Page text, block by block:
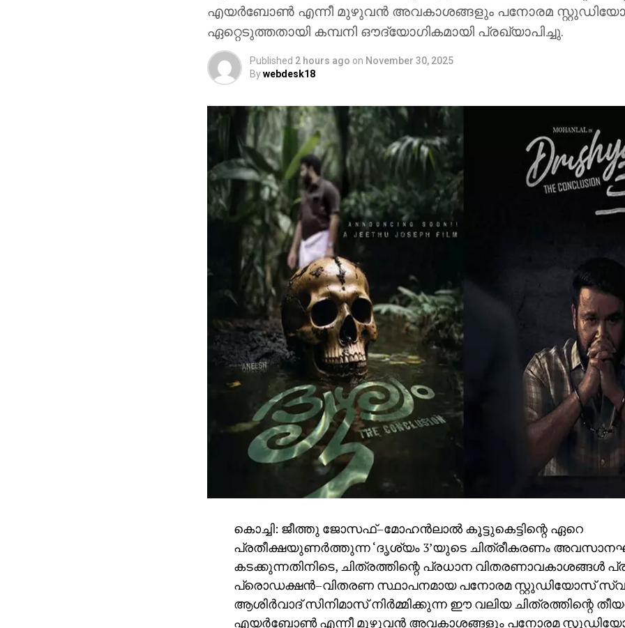
എയർബോൺ എന്നീ മുഴുവൻ അവകാശങ്ങളും പനോരമ
ഏറ്റെടുത്തതായി കമ്പനി ഔദ്യോഗികമായി പ്രഖ്യാപിച്ചു.
Published 2 hours ago on November 30, 2025
Bywebdesk18
കൊച്ചി: ജീത്തു ജോസഫ്–മോഹൻലാൽ കൂട്ടുകെട്ടിന്റെ ഏറെ
പ്രതീക്ഷയുണർത്തുന്ന ‘ദൃശ്യം 3’യുടെ ചിത്രീകരണം
കടക്കുന്നതിനിടെ, ചിത്രത്തിന്റെ പ്രധാന വിതരണാവകാശങ്ങൾ
പ്രൊഡക്ഷൻ–വിതരണ സ്ഥാപനമായ പനോരമ സ്റ്റുഡിയോസ്
ആശിർവാദ് സിനിമാസ് നിർമ്മിക്കുന്ന ഈ വലിയ ചിത്രത്തിന്റെ
എയർബോൺ എന്നീ മുഴുവൻ അവകാശങ്ങളും പനോരമ